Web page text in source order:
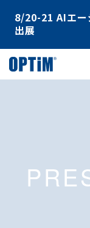
8/20-21 AIエー
出展